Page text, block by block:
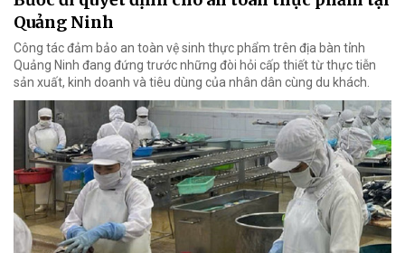
Quảng Ninh
Công tác đảm bảo an toàn vệ sinh thực phẩm trên địa bàn tỉnh
Quảng Ninh đang đứng trước những đòi hỏi cấp thiết từ thực tiễn
sản xuất, kinh doanh và tiêu dùng của nhân dân cùng du khách.